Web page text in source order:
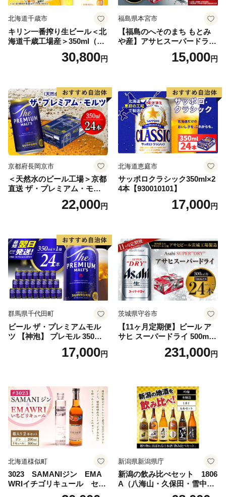
北海道千歳市
キリン一番搾り生ビール＜北
海道千歳工場産＞350ml（24
30,800円
福島県本宮市
【福島のへそのまち もとみ
や産】アサヒスーパードライ
350ml×24本 合計8.4L 1ケー
ス アルコール度数5% 缶ビー
口 送料無料 カメイ 本宮市
【07214-0206】
15,000円
京都府長岡京市
＜天然水のビール工場＞京都
直送 ザ・プレミアム・モル
ツ 350ml×24本 プレモル [149
22,000円
北海道恵庭市
サッポロクラシック350ml×2
4本【930010101】
17,000円
群馬県千代田町
ビール ザ・プレミアムモル
ツ 【神泡】 プレモル 350ml
× 24本 サントリー〈天然水の
ビール工場〉群馬※沖縄・離
17,000円
茨城県守谷市
【11ヶ月定期便】ビール ア
サヒ スーパードライ 500ml 2
4本 1ケース×11ヶ月 | アサヒ
ビール 究極の辛口 酒 お酒 ア
uper dry 11回 缶ビール 缶 ギ
フト 内祝い 茨城県守谷市 送
料無料
231,000円
北海道様似町
3023 SAMANIジン EMA
WRIイチゴリキュール セッ
ト（箱入り）【大人の味 酒
新潟県新潟県庁
新潟の飲み比べセット 1806
A（八海山・久保田・雪中
梅・越乃寒梅・かたふね・千